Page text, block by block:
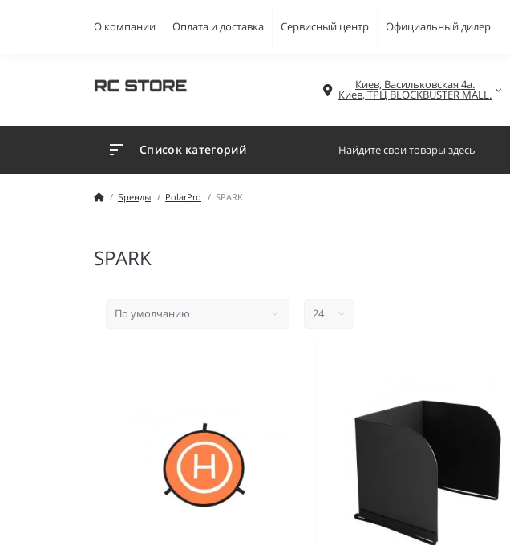
О компании Оплата и доставка Сервисный центр Официальный дилер
Киев, Васильковская 4а.
Киев, ТРЦ BLOCKBUSTER MALL.
Список категорий
Бренды PolarPro SPARK
SPARK